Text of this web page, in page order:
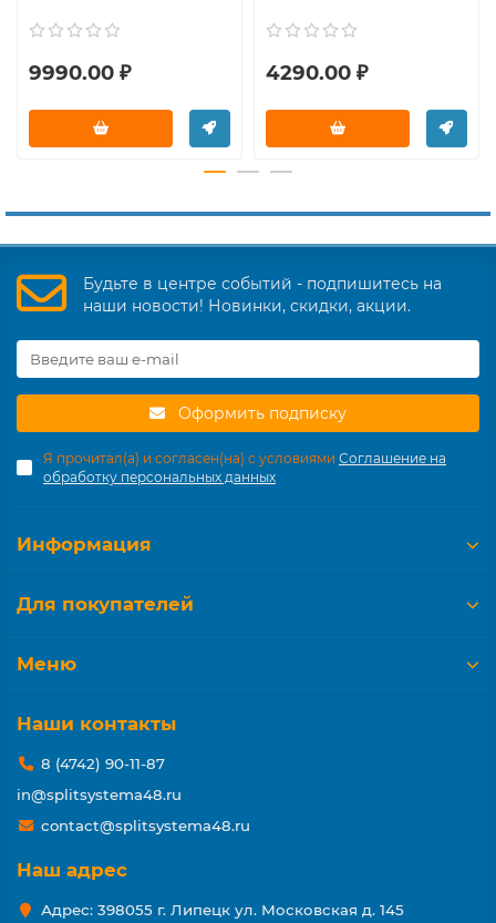
9990.00 ₽ 4290.00 ₽
Будьте в центре событий - подпишитесь на
наши новости! Новинки, скидки, акции.
Оформить подписку
Я прочитал(а) и согласен(на) с условиями Соглашение на
обработку персональных данных
Информация
Для покупателей
Меню
Наши контакты
8 (4742) 90-11-87
in@splitsystema48.ru
contact@splitsystema48.ru
Наш адрес
Адрес: 398055 г. Липецк ул. Московская д. 145